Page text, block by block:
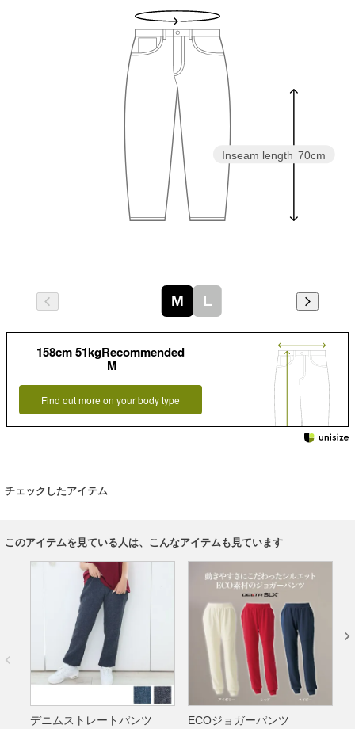
Inseam length 70cm
M L
158cm 51kgRecommended
M
Find out more on your body type
チェックしたアイテム
このアイテムを見ている人は、こんなアイテムも見ています
デニムストレートパンツ ECOジョガーパンツ